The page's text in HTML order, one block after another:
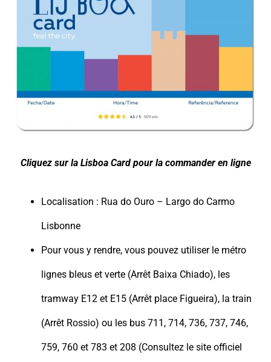
Cliquez sur la Lisboa Card pour la commander en ligne
Localisation : Rua do Ouro – Largo do Carmo
Lisbonne
Pour vous y rendre, vous pouvez utiliser le métro
lignes bleus et verte (Arrêt Baixa Chiado), les
tramway E12 et E15 (Arrêt place Figueira), la train
(Arrêt Rossio) ou les bus 711, 714, 736, 737, 746,
759, 760 et 783 et 208 (Consultez le site officiel